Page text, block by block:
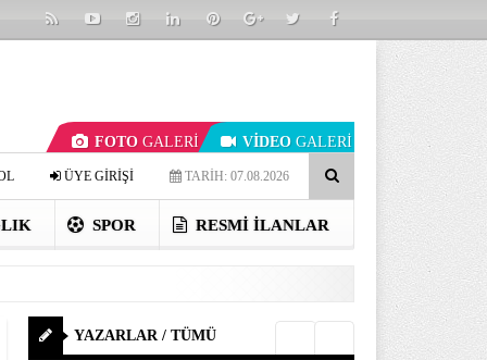
FOTO GALERİ VİDEO GALERİ
TARİH: 07.08.2026
ÜYE GİRİŞİ
SPOR RESMI İLANLAR
YAZARLAR / TÜMÜ